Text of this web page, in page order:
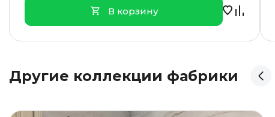
В корзину
Другие коллекции фабрики